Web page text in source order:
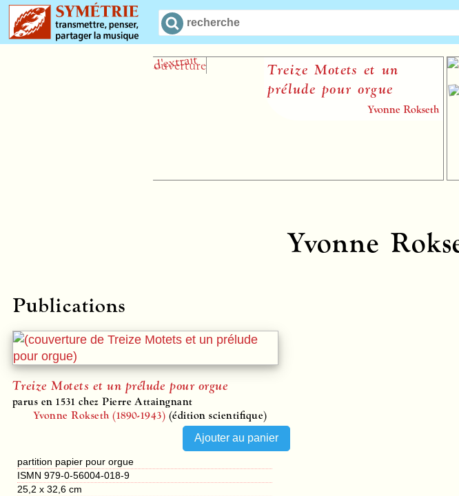
Treize Motets et un
prélude pour orgue
Yvonne Rokseth
Yvonne
Publications
Treize Motets et un prélude pour orgue
parus en 1531 chez Pierre Attaingnant
Yvonne Rokseth (1890-1943) (édition scientifique)
partition papier pour orgue
ISMN 979-0-56004-018-9
25,2 x 32,6 cm